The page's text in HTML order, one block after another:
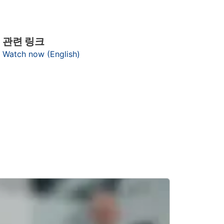
관련 링크
Watch now (English)